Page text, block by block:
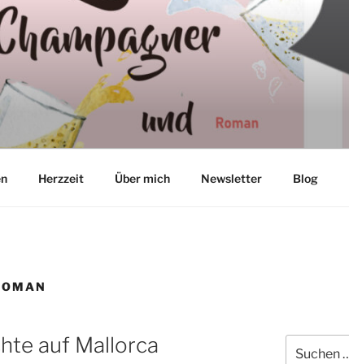
Herzzeit Über mich Newsletter Blog
auf Mallorca
nach: